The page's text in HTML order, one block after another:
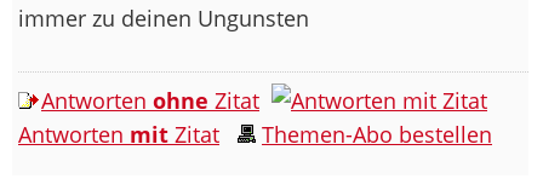
immer zu deinen Ungunsten
Antworten ohne Zitat
Antworten mit Zitat Themen-Abo bestellen